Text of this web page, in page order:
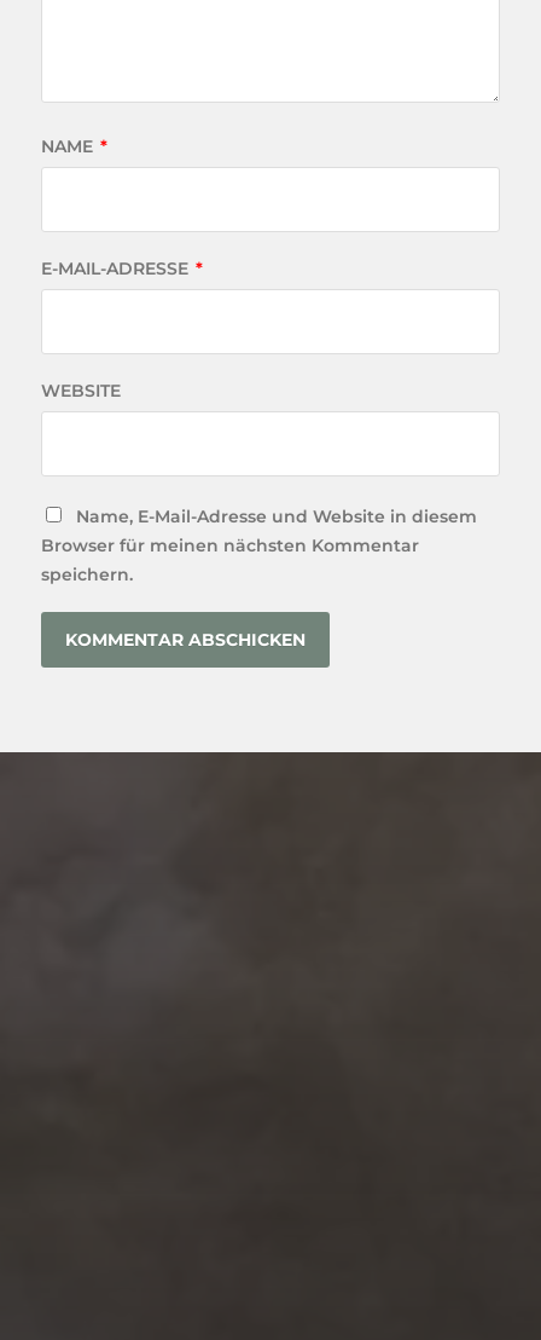
NAME *
E-MAIL-ADRESSE *
WEBSITE
Name, E-Mail-Adresse und Website in diesem
Browser für meinen nächsten Kommentar
speichern.